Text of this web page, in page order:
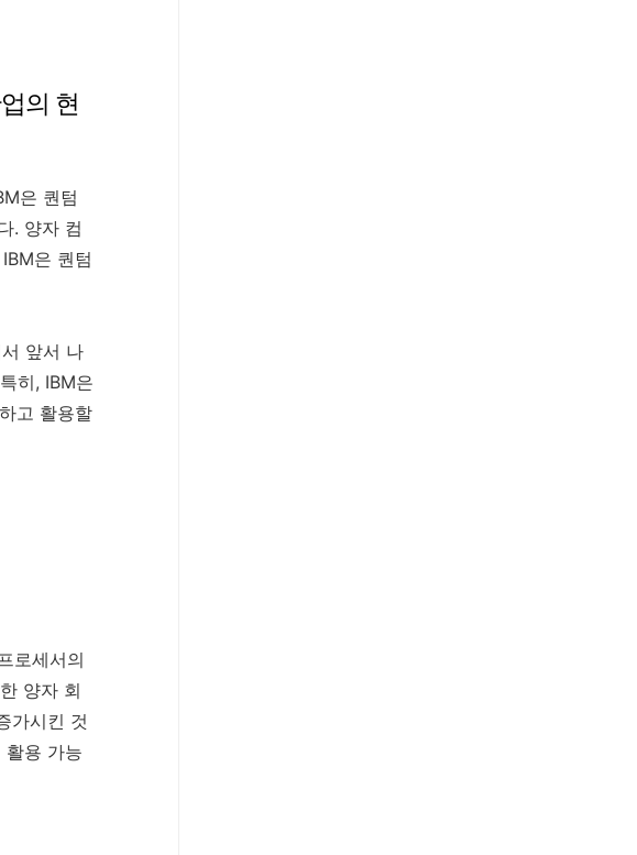
의 현
은 퀀텀
. 양자 컴
은 퀀텀
앞서 나
히, IBM은
고 활용할
로세서의
양자 회
가시킨 것
활용 가능